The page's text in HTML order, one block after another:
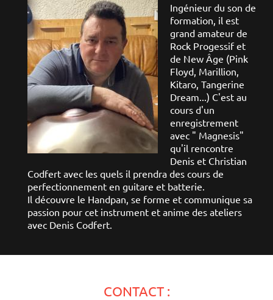
Ingénieur du son de
formation, il est
grand amateur de
Rock Progessif et
de New Âge (Pink
Floyd, Marillion,
Kitaro, Tangerine
Dream...) C'est au
cours d'un
enregistrement
avec " Magnesis"
qu'il rencontre
Denis et Christian
Codfert avec les quels il prendra des cours de
perfectionnement en guitare et batterie.
Il découvre le Handpan, se forme et communique sa
passion pour cet instrument et anime des ateliers
avec Denis Codfert.
CONTACT :